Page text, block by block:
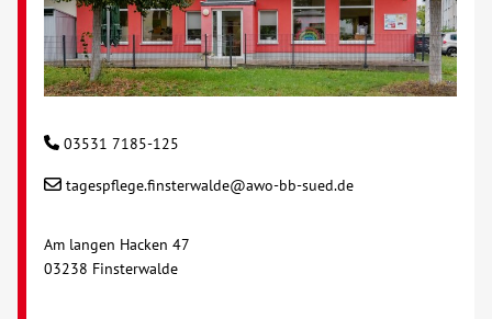
03531 7185-125
tagespflege.finsterwalde@awo-bb-sued.de
Am langen Hacken 47
03238 Finsterwalde